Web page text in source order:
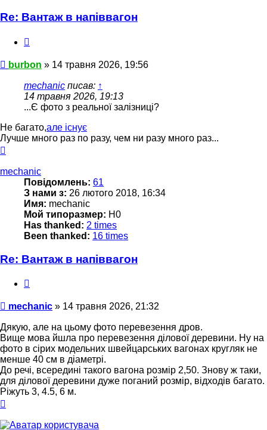
Re: Вантаж в напіввагон
Повідомлення
burbon » 14 травня 2026, 19:56
mechanic писав: ↑
14 травня 2026, 19:13
...Є фото з реальної залізниці?
Не багато,але існує
Лучше много раз по разу, чем ни разу много раз...
mechanic
Повідомлень: 61
З нами з: 26 лютого 2018, 16:34
Имя: mechanic
Мой типоразмер: H0
Has thanked: 2 times
Been thanked: 16 times
Re: Вантаж в напіввагон
Повідомлення
mechanic » 14 травня 2026, 21:32
Дякую, але на цьому фото перевезення дров.
Вище мова йшла про перевезення ділової деревини. Ну на
фото в сірих модельних швейцарських вагонах кругляк не
менше 40 см в діаметрі.
До речі, всередині такого вагона розмір 2,50. Знову ж таки,
для ділової деревини дуже поганий розмір, відходів багато.
Ріжуть 3, 4.5, 6 м.